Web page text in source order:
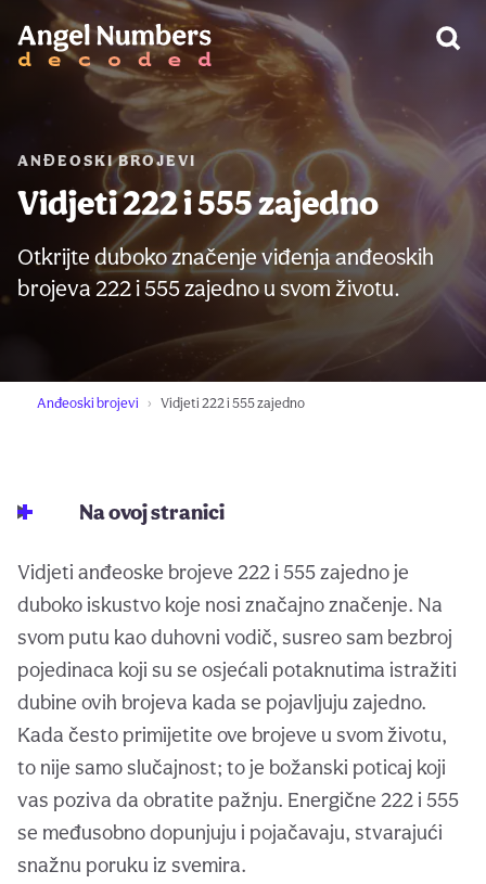
ANĐEOSKI BROJEVI
Vidjeti 222 i 555 zajedno
Otkrijte duboko značenje viđenja anđeoskih
brojeva 222 i 555 zajedno u svom životu.
Anđeoski brojevi Vidjeti 222 i 555 zajedno
Na ovoj stranici
Vidjeti anđeoske brojeve 222 i 555 zajedno je
duboko iskustvo koje nosi značajno značenje. Na
svom putu kao duhovni vodič, susreo sam bezbroj
pojedinaca koji su se osjećali potaknutima istražiti
dubine ovih brojeva kada se pojavljuju zajedno.
Kada često primijetite ove brojeve u svom životu,
to nije samo slučajnost; to je božanski poticaj koji
vas poziva da obratite pažnju. Energične 222 i 555
se međusobno dopunjuju i pojačavaju, stvarajući
snažnu poruku iz svemira.
UPOZORENJE: